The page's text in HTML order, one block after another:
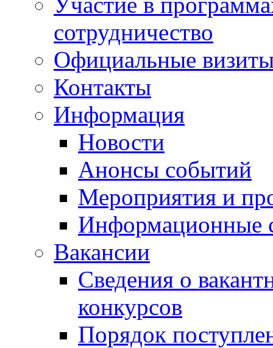
сотрудничество
Официальные
Контакты
Информация
Новости
Анонсы событий
Мероприятия и
Информационные
Вакансии
Сведения о
конкурсов
Порядок